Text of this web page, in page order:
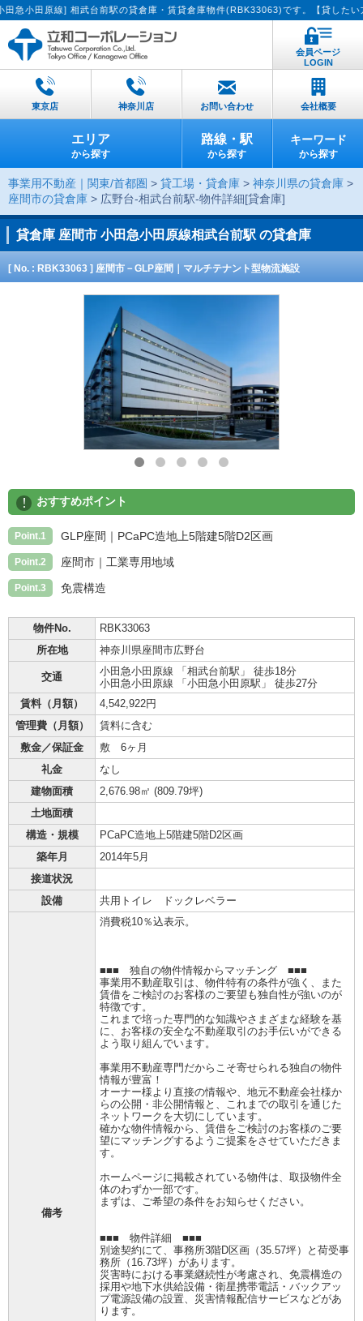
線] 相武台前駅の貸倉庫・賃貸倉庫物件(RBK33063)です。【貸したい方へ：簡
会員ページ
LOGIN
東京店 神奈川店 お問い合わせ 会社概要
エリア
から探す
路線・駅
から探す
キーワード
から探す
事業用不動産｜関東/首都圏 > 貸工場・貸倉庫 > 神奈川県の貸倉庫 >
座間市の貸倉庫 > 広野台-相武台前駅-物件詳細[貸倉庫]
貸倉庫 座間市 小田急小田原線相武台前駅 の貸倉庫
[ No. : RBK33063 ] 座間市－GLP座間｜マルチテナント型物流施設
! おすすめポイント
Point.1 GLP座間｜PCaPC造地上5階建5階D2区画
Point.2 座間市｜工業専用地域
Point.3 免震構造
物件No.
RBK33063
所在地
神奈川県座間市広野台
交通
小田急小田原線 「相武台前駅」 徒歩18分
小田急小田原線 「小田急小田原駅」 徒歩27分
賃料（月額）
4,542,922円
管理費（月額）
賃料に含む
敷金／保証金
敷 6ヶ月
礼金
なし
建物面積
2,676.98㎡ (809.79坪)
土地面積
構造・規模
PCaPC造地上5階建5階D2区画
築年月
2014年5月
接道状況
設備
共用トイレ ドックレベラー
備考
消費税10％込表示。
■■■ 独自の物件情報からマッチング ■■■
事業用不動産取引は、物件特有の条件が強く、また
賃借をご検討のお客様のご要望も独自性が強いのが
特徴です。
これまで培った専門的な知識やさまざまな経験を基
に、お客様の安全な不動産取引のお手伝いができる
よう取り組んでいます。
事業用不動産専門だからこそ寄せられる独自の物件
情報が豊富！
オーナー様より直接の情報や、地元不動産会社様か
らの公開・非公開情報と、これまでの取引を通じた
ネットワークを大切にしています。
確かな物件情報から、賃借をご検討のお客様のご要
望にマッチングするようご提案をさせていただきま
す。
ホームページに掲載されている物件は、取扱物件全
体のわずか一部です。
まずは、ご希望の条件をお知らせください。
■■■ 物件詳細 ■■■
別途契約にて、事務所3階D区画（35.57坪）と荷受事
務所（16.73坪）があります。
災害時における事業継続性が考慮され、免震構造の
採用や地下水供給設備・衛星携帯電話・バックアッ
プ電源設備の設置、災害情報配信サービスなどがあ
ります。